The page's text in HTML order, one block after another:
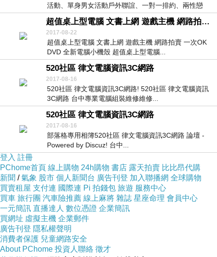
活動、單身男女活動戶外聯誼、一對一排約、兩性戀
愛...
超值桌上型電腦 文書上網 遊戲主機 網路拍賣 一次OK DVD 全新電腦小機殼
2017-08-22
超值桌上型電腦 文書上網 遊戲主機 網路拍賣 一次OK
DVD 全新電腦小機殼 超值桌上型電腦...
520社區 律文電腦資訊3C網路
2017-08-16
520社區 律文電腦資訊3C網路! 520社區 律文電腦資訊
3C網路 台中專業電腦組裝維修維修...
520社區 律文電腦資訊3C網路
2017-08-16
部落格專用相簿520社區 律文電腦資訊3C網路 論壇 -
Powered by Discuz! 台中...
登入 註冊
PChome首頁 線上購物 24h購物 書店 露天拍賣 比比昂代購
新聞 /氣象 股市 個人新聞台 廣告刊登 加入聯播網 全球購物
買賣租屋 支付連 國際連 Pi 拍錢包 旅遊 服務中心
買車 旅行團 汽車險推薦 線上麻將 雜誌 星座命理 會員中心
一元簡訊 直播達人 數位憑證 企業簡訊
買網址 虛擬主機 企業郵件
廣告刊登 隱私權聲明
消費者保護 兒童網路安全
About PChome 投資人聯絡 徵才